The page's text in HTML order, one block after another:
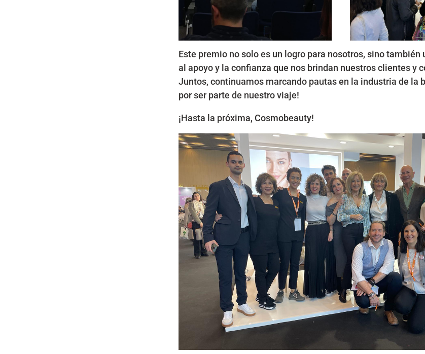
Este premio no solo es un logro para nosotros, sino
al apoyo y la confianza que nos brindan nuestros clientes y
Juntos, continuamos marcando pautas en la industria de la
por ser parte de nuestro viaje!
¡Hasta la próxima, Cosmobeauty!